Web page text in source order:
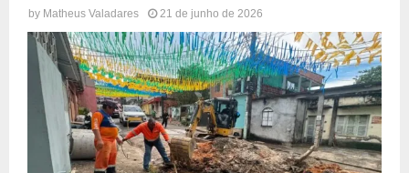
by Matheus Valadares 21 de junho de 2026